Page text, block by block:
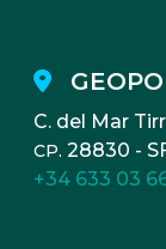
C. del Mar
CP. 28830 -
+34 633 03